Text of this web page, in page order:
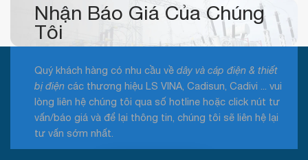
Nhận Báo Giá Của Chúng
Tôi
Quý khách hàng có nhu cầu về dây và cáp điện & thiết
bị điện các thương hiệu LS VINA, Cadisun, Cadivi ... vui
lòng liên hệ chúng tôi qua số hotline hoặc click nút tư
vấn/báo giá và để lại thông tin, chúng tôi sẽ liên hệ lại
tư vấn sớm nhất.